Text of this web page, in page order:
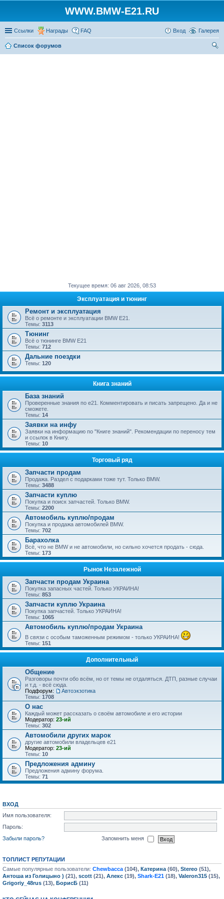
WWW.BMW-E21.RU
Ссылки Награды Галерея
FAQ Вход
Список форумов
Текущее время: 06 авг 2026, 08:53
Эксплуатация и тюнинг
Ремонт и эксплуатация
Всё о ремонте и эксплуатации BMW E21.
Темы: 3113
Тюнинг
Всё о тюнинге BMW Е21
Темы: 712
Дальние поездки
Темы: 120
Книга знаний
База знаний
Проверенные знания по е21. Комментировать и писать запрещено. Да и не
сможете.
Темы: 14
Заявки на инфу
Заявки на информацию по "Книге знаний". Рекомендации по переносу тем
и ссылок в Книгу.
Темы: 10
Торговый ряд
Запчасти продам
Продажа. Раздел с подарками тоже тут. Только BMW.
Темы: 3488
Запчасти куплю
Покупка и поиск запчастей. Только BMW.
Темы: 2200
Автомобиль куплю/продам
Покупка и продажа автомобилей BMW.
Темы: 702
Барахолка
Всё, что не BMW и не автомобили, но сильно хочется продать - сюда.
Темы: 173
Рынок Незалежной
Запчасти продам Украина
Покупка запасных частей. Только УКРАИНА!
Темы: 853
Запчасти куплю Украина
Покупка запчастей. Только УКРАИНА!
Темы: 1065
Автомобиль куплю/продам Украина
В связи с особым таможенным режимом - только УКРАИНА!
Темы: 151
Дополнительный
Общение
Разговоры почти обо всём, но от темы не отдаляться. ДТП, разные случаи
и т.д. - всё сюда.
Подфорум:
Автоэкзотика
Темы: 1708
О нас
Каждый может рассказать о своём автомобиле и его истории
Модератор: 23-ий
Темы: 302
Автомобили других марок
другие автомобили владельцев е21
Модератор: 23-ий
Темы: 10
Предложения админу
Предложения админу форума.
Темы: 71
ВХОД
Имя пользователя:
Пароль:
Забыли пароль?
Запомнить меня
ТОПЛИСТ РЕПУТАЦИИ
Самые популярные пользователи: Chewbacca (104), Катерина (60), Stereo (51),
Антоша из Голицыно ) (21), scott (21), Алекс (19), Shark-E21 (18), Valeron315 (15),
Grigoriy_48rus (13), БорисБ (11)